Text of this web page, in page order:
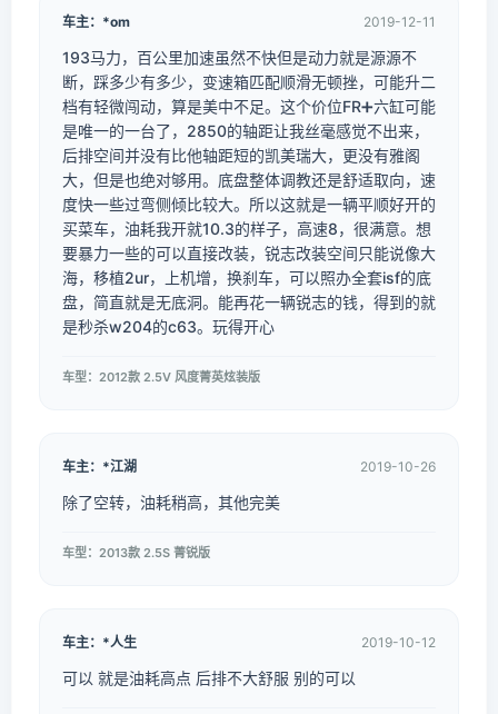
车主：*om 2019-12-11
193马力，百公里加速虽然不快但是动力就是源源不
断，踩多少有多少，变速箱匹配顺滑无顿挫，可能升二
档有轻微闯动，算是美中不足。这个价位FR➕六缸可能
是唯一的一台了，2850的轴距让我丝毫感觉不出来，
后排空间并没有比他轴距短的凯美瑞大，更没有雅阁
大，但是也绝对够用。底盘整体调教还是舒适取向，速
度快一些过弯侧倾比较大。所以这就是一辆平顺好开的
买菜车，油耗我开就10.3的样子，高速8，很满意。想
要暴力一些的可以直接改装，锐志改装空间只能说像大
海，移植2ur，上机增，换刹车，可以照办全套isf的底
盘，简直就是无底洞。能再花一辆锐志的钱，得到的就
是秒杀w204的c63。玩得开心
车型：2012款 2.5V 风度菁英炫装版
车主：*江湖 2019-10-26
除了空转，油耗稍高，其他完美
车型：2013款 2.5S 菁锐版
车主：*人生 2019-10-12
可以 就是油耗高点 后排不大舒服 别的可以